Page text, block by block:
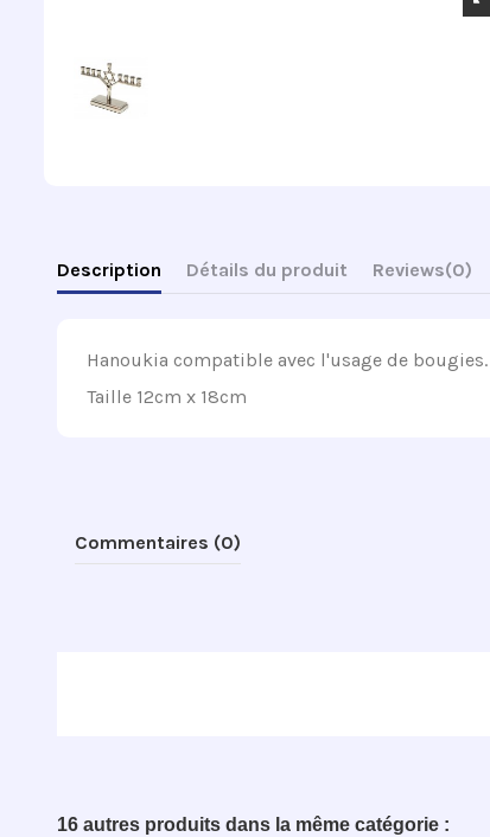
Description Détails du produit Reviews(0)
Hanoukia compatible avec l'usage de bougies.
Taille 12cm x 18cm
Commentaires (0)
16 autres produits dans la même catégorie :